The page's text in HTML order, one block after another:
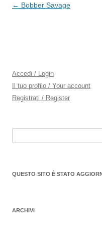
Navigazione
← Bobber Savage
Accedi / Login
Il tuo profilo / Your account
Registrati / Register
per:
QUESTO SITO È STATO
ARCHIVI